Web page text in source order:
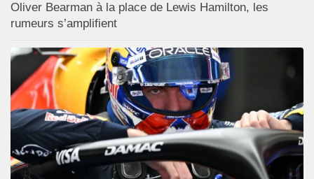
Oliver Bearman à la place de Lewis Hamilton, les
rumeurs s’amplifient